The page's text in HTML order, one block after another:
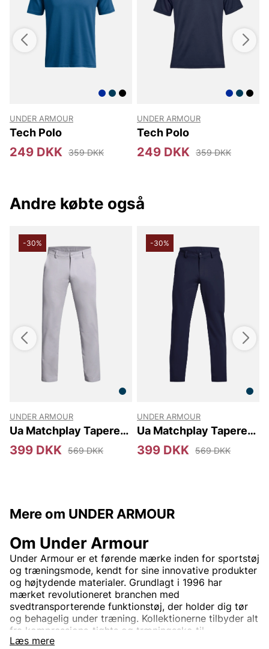
Tak fordi du handler i vores webshop. Besøg os også i vores
butik i Vingåker.
Læs mere på www.vfo.se
UNDER ARMOUR
Tech Polo
249 DKK 359 DKK
UNDER ARMOUR
Tech Polo
249 DKK 359 DKK
Andre købte også
-30%
UNDER ARMOUR
Ua Matchplay Tapered
Pant
399 DKK 569 DKK
-30%
UNDER ARMOUR
Ua Matchplay Tapered
Pant
399 DKK 569 DKK
Mere om UNDER ARMOUR
Læs mere
Om Under Armour
Under Armour er et førende mærke inden for sportstøj
og træningsmode, kendt for sine innovative produkter
og højtydende materialer. Grundlagt i 1996 har
mærket revolutioneret branchen med
svedtransporterende funktionstøj, der holder dig tør
og behagelig under træning. Kollektionerne tilbyder alt
fra kompressions-tights og træningssko til
sportstrøjer og jakker, designet til at forbedre din